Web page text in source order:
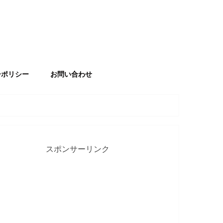
リシー お問い合わせ
スポンサーリンク